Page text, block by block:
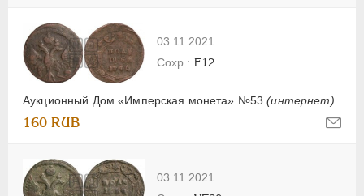
03.11.2021
Аукционный Дом «Имперская монета» №53(интернет)
F12
160 RUB
03.11.2021